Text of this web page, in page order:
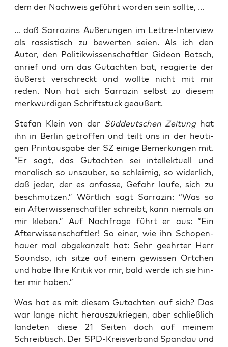
dem der Nachweis geführt worden sein sollte, ...
… daß Sar­ra­zins Äuße­run­gen im Lett­re-Inter­view
als ras­sis­tisch zu bewer­ten sei­en. Als ich den
Autor, den Poli­tik­wis­sen­schaft­ler Gideon Botsch,
anrief und um das Gut­ach­ten bat, reagier­te der
äußerst ver­schreckt und woll­te nicht mit mir
reden. Nun hat sich Sar­ra­zin selbst zu die­sem
merk­wür­di­gen Schrift­stück geäußert.
Ste­fan Klein von der Süd­deut­schen Zei­tunghat
ihn in Ber­lin getrof­fen und teilt uns in der heu­ti­
gen Print­aus­ga­be der SZ eini­ge Bemer­kun­gen mit.
“Er sagt, das Gut­ach­ten sei intel­lek­tu­ell und
mora­lisch so unsau­ber, so schlei­mig, so wider­lich,
daß jeder, der es anfas­se, Gefahr lau­fe, sich zu
beschmut­zen.” Wört­lich sagt Sar­ra­zin: “Was so
ein After­wis­sen­schaft­ler schreibt, kann nie­mals an
mir kle­ben.” Auf Nach­fra­ge führt er aus: “Ein
After­wis­sen­schaft­ler! So einer, wie ihn Scho­pen­
hau­er mal abge­kan­zelt hat: Sehr geehr­ter Herr
Sound­so, ich sit­ze auf einem gewis­sen Ört­chen
und habe Ihre Kri­tik vor mir, bald wer­de ich sie hin­
ter mir haben.”
Was hat es mit die­sem Gut­ach­ten auf sich? Das
war lan­ge nicht her­aus­zu­krie­gen, aber schließ­lich
lan­de­ten die­se 21 Sei­ten doch auf mei­nem
Schreib­tisch. Der SPD-Kreis­ver­band Span­dau und